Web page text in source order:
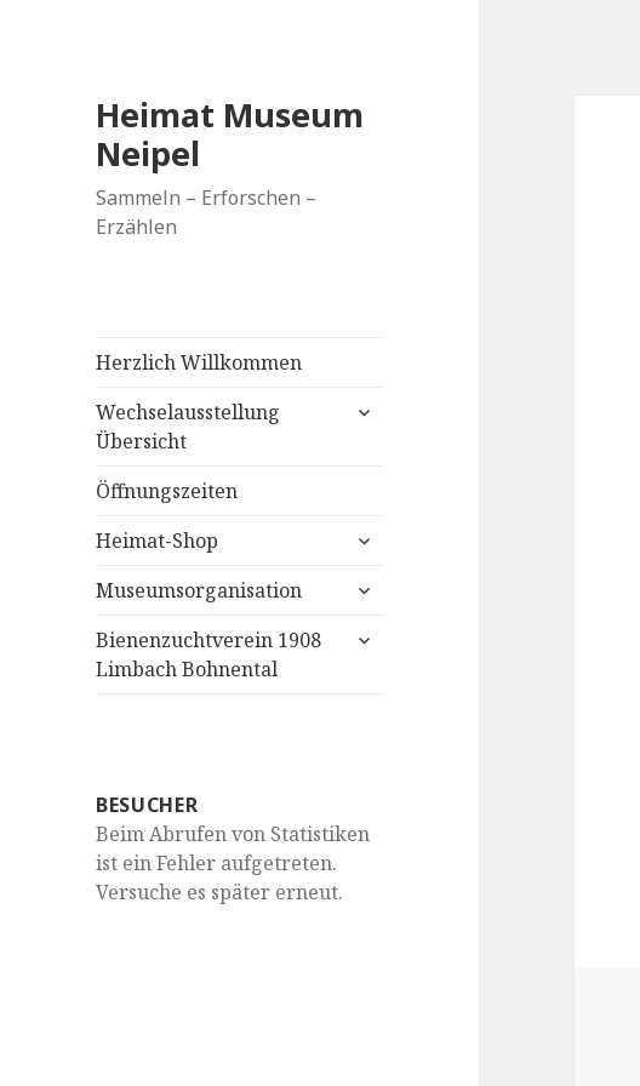
Heimat Museum
Neipel
Sammeln – Erforschen –
Erzählen
Herzlich Willkommen
Wechselausstellung
Übersicht
untermenü
Öffnungszeiten
Heimat-Shop
untermenü
Museumsorganisation
untermenü
Bienenzuchtverein 1908
Limbach Bohnental
untermenü
BESUCHER
Beim Abrufen von Statistiken
ist ein Fehler aufgetreten.
Versuche es später erneut.